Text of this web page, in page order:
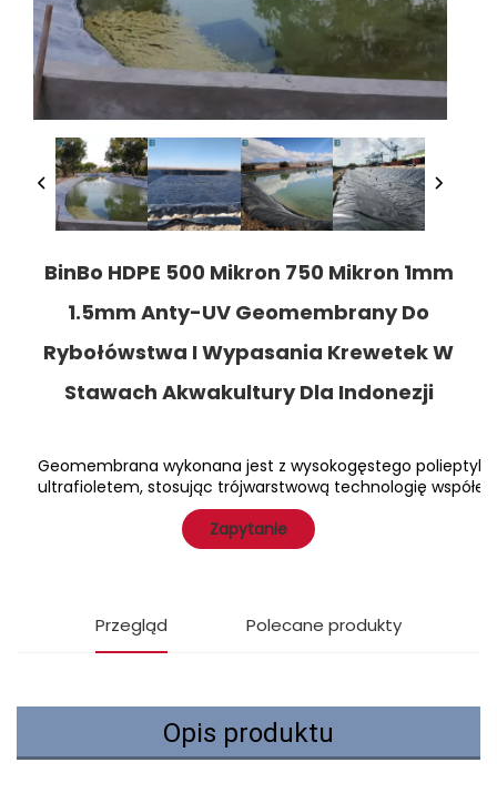
BinBo HDPE 500 Mikron 750 Mikron 1mm
1.5mm Anty-UV Geomembrany Do
Rybołówstwa I Wypasania Krewetek W
Stawach Akwakultury Dla Indonezji
Geomembrana wykonana jest z wysokogęstego
ultrafioletem, stosując trójwarstwową technologię
Zapytanie
Przegląd Polecane produkty
Opis produktu